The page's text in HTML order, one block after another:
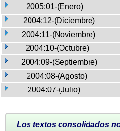
2005:01-(Enero)
2004:12-(Diciembre)
2004:11-(Noviembre)
2004:10-(Octubre)
2004:09-(Septiembre)
2004:08-(Agosto)
2004:07-(Julio)
Los textos consolidados